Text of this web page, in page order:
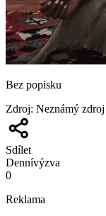
Bez popisku
Zdroj: Neznámý zdroj
Sdílet
Dennívýzva
0
Reklama